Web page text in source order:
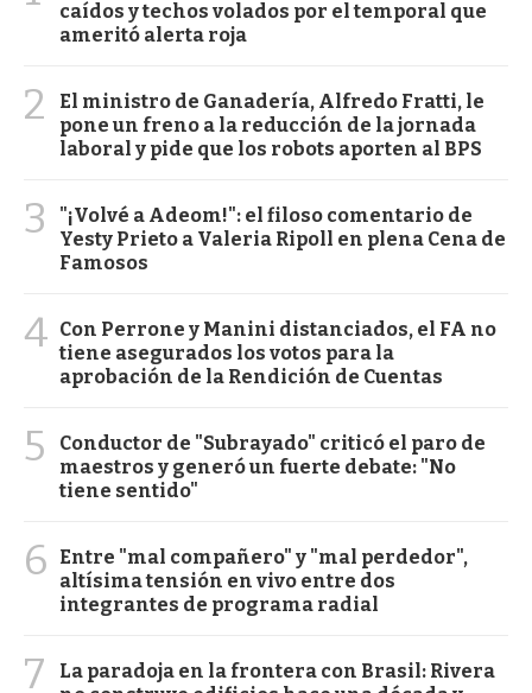
caídos y techos volados por el temporal que
ameritó alerta roja
2
El ministro de Ganadería, Alfredo Fratti, le
pone un freno a la reducción de la jornada
laboral y pide que los robots aporten al BPS
3
"¡Volvé a Adeom!": el filoso comentario de
Yesty Prieto a Valeria Ripoll en plena Cena de
Famosos
4 Con Perrone y Manini distanciados, el FA no
tiene asegurados los votos para la
aprobación de la Rendición de Cuentas
5
Conductor de "Subrayado" criticó el paro de
maestros y generó un fuerte debate: "No
tiene sentido"
6
Entre "mal compañero" y "mal perdedor",
altísima tensión en vivo entre dos
integrantes de programa radial
7
La paradoja en la frontera con Brasil: Rivera